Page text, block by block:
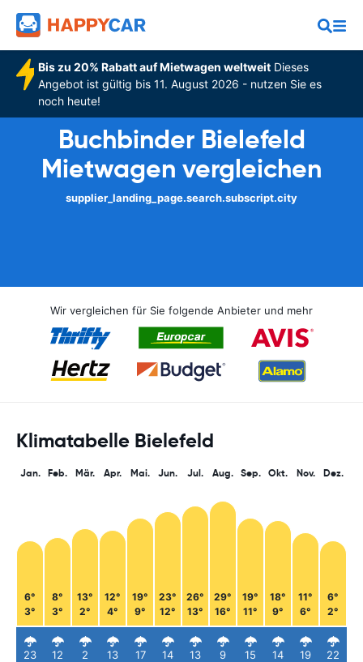
Bis zu 20% Rabatt auf Mietwagen weltweitDieses
Angebot ist gültig bis 11. August 2026 - nutzen Sie es
noch heute!
Buchbinder Bielefeld
Mietwagen vergleichen
supplier_landing_page.search.subscript.city
Wir vergleichen für Sie folgende Anbieter und mehr
Klimatabelle Bielefeld
Jan.
6°
3°
23
Feb.
8°
3°
12
Mär.
13°
2°
2
Apr.
12°
4°
13
Mai.
19°
9°
17
Jun.
23°
12°
14
Jul.
26°
13°
13
Aug.
29°
16°
9
Sep.
19°
11°
15
Okt.
18°
9°
14
Nov.
11°
6°
19
Dez.
6°
2°
22